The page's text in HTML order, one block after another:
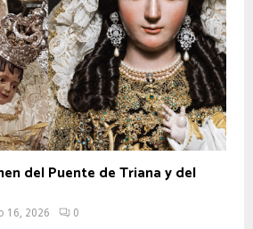
del Puente de Triana y del
16, 2026 0